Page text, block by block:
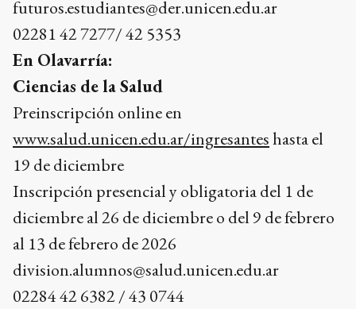
futuros.estudiantes@der.unicen.edu.ar
02281 42 7277/ 42 5353
En Olavarría:
Ciencias de la Salud
Preinscripción online en
www.salud.unicen.edu.ar/ingresanteshasta el
19 de diciembre
Inscripción presencial y obligatoria del 1 de
diciembre al 26 de diciembre o del 9 de febrero
al 13 de febrero de 2026
division.alumnos@salud.unicen.edu.ar
02284 42 6382 / 43 0744